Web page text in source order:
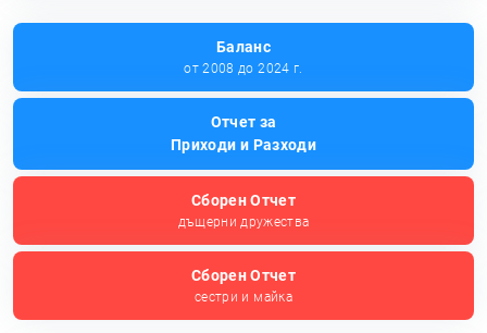
Баланс
от 2008 до 2024 г.
Отчет за
Приходи и Разходи
Сборен Отчет
дъщерни дружества
Сборен Отчет
сестри и майка